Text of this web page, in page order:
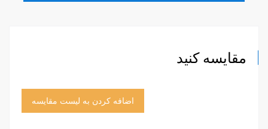
مقایسه کنید
اضافه کردن به لیست مقایسه